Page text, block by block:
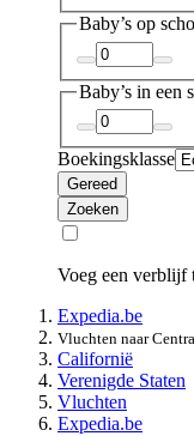
Baby’s op
Baby’s in een
Boekingsklasse
Gereed
Zoeken
Voeg een verblijf
Expedia.be
Vluchten naar
Californië
Verenigde Staten
Vluchten
Expedia.be